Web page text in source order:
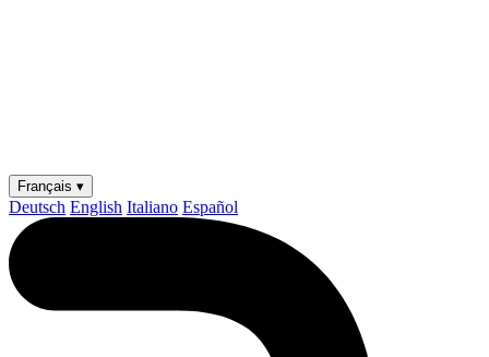
Français ▾
Deutsch English Italiano Español